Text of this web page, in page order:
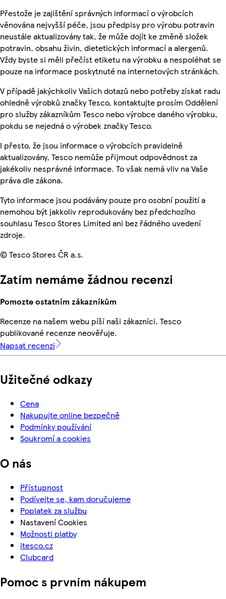
Přestože je zajištění správných informací o výrobcích
věnována nejvyšší péče, jsou předpisy pro výrobu potravin
neustále aktualizovány tak, že může dojít ke změně složek
potravin, obsahu živin, dietetických informací a alergenů.
Vždy byste si měli přečíst etiketu na výrobku a nespoléhat se
pouze na informace poskytnuté na internetových stránkách.
V případě jakýchkoliv Vašich dotazů nebo potřeby získat radu
ohledně výrobků značky Tesco, kontaktujte prosím Oddělení
pro služby zákazníkům Tesco nebo výrobce daného výrobku,
pokdu se nejedná o výrobek značky Tesco.
I přesto, že jsou informace o výrobcích pravidelně
aktualizovány, Tesco nemůže přijmout odpovědnost za
jakékoliv nesprávné informace. To však nemá vliv na Vaše
práva dle zákona.
Tyto informace jsou podávány pouze pro osobní použití a
nemohou být jakkoliv reprodukovány bez předchozího
souhlasu Tesco Stores Limited ani bez řádného uvedení
zdroje.
© Tesco Stores ČR a.s.
Zatím nemáme žádnou recenzi
Pomozte ostatním zákazníkům
Recenze na našem webu píší naši zákazníci. Tesco
publikované recenze neověřuje.
Napsat recenzi
Užitečné odkazy
Cena
Nakupujte online bezpečně
Podmínky používání
Soukromí a cookies
O nás
Přístupnost
Podívejte se, kam doručujeme
Poplatek za službu
Nastavení Cookies
Možnosti platby
itesco.cz
Clubcard
Pomoc s prvním nákupem